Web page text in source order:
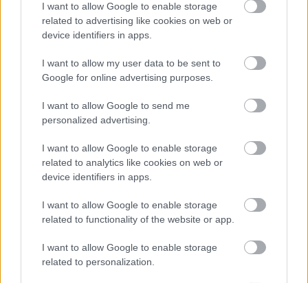
I want to allow Google to enable storage
related to advertising like cookies on web or
device identifiers in apps.
I want to allow my user data to be sent to
Google for online advertising purposes.
I want to allow Google to send me
personalized advertising.
I want to allow Google to enable storage
related to analytics like cookies on web or
device identifiers in apps.
I want to allow Google to enable storage
related to functionality of the website or app.
I want to allow Google to enable storage
related to personalization.
hajamat... Ezekért a dolgokért
vagyok hálás ma is. Ezek csak
apróságoknak tűnhetnek, de ezek
teszik őt az én nővéremmé. Nem
az énekesnővé, a sztárrá és
egyértelműen nem azzá, akiként a
média beállítja őt. Ő egy gyermek,
egy barát és az én nagy testvérem.
Hihetetlenül hálás vagyok, hogy
születésnapján.″